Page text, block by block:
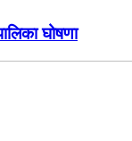
घोषणा